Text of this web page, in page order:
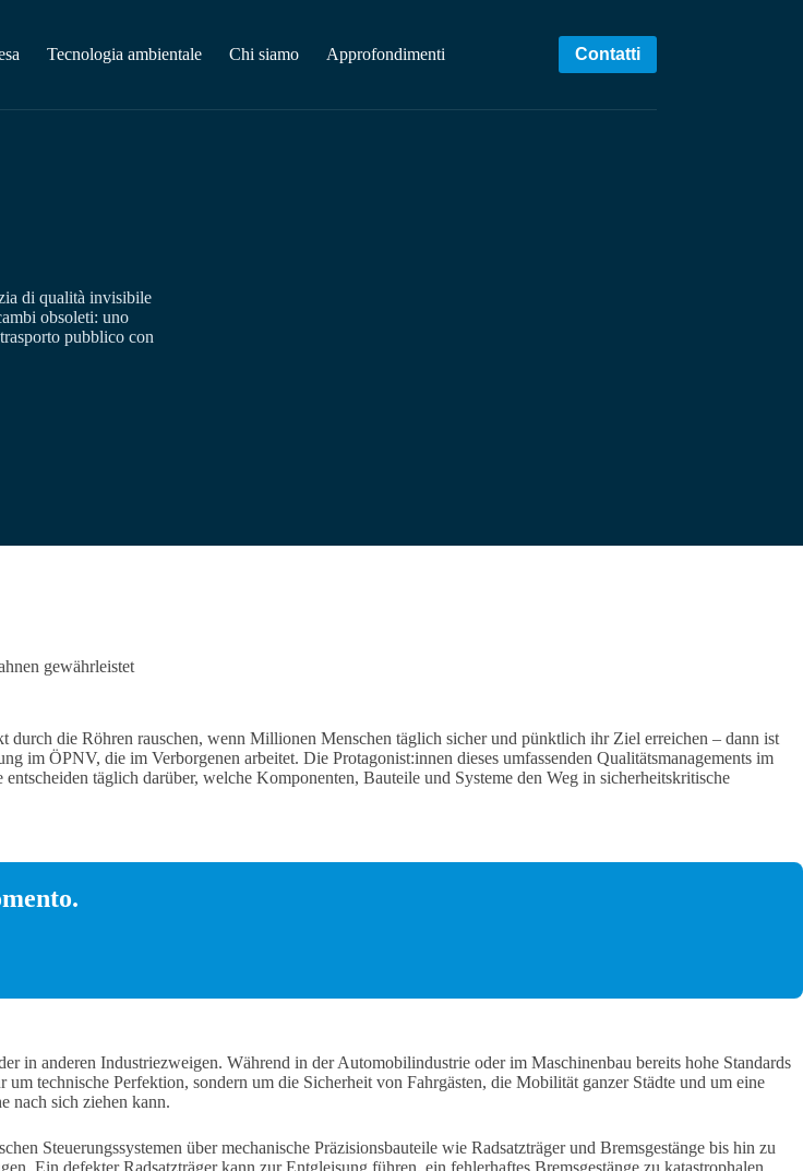
Tecnologia ambientale Chi siamo Approfondimenti Contatti
di qualità invisibile
obsoleti: uno
pubblico con
gewährleistet
die Röhren rauschen, wenn Millionen Menschen täglich sicher und pünktlich ihr Ziel erreichen – dann ist
im ÖPNV, die im Verborgenen arbeitet. Die Protagonist:innen dieses umfassenden Qualitätsmanagements im
täglich darüber, welche Komponenten, Bauteile und Systeme den Weg in sicherheitskritische
in anderen Industriezweigen. Während in der Automobilindustrie oder im Maschinenbau bereits hohe Standards
technische Perfektion, sondern um die Sicherheit von Fahrgästen, die Mobilität ganzer Städte und um eine
nach sich ziehen kann.
Steuerungssystemen über mechanische Präzisionsbauteile wie Radsatzträger und Bremsgestänge bis hin zu
Ein defekter Radsatzträger kann zur Entgleisung führen, ein fehlerhaftes Bremsgestänge zu katastrophalen